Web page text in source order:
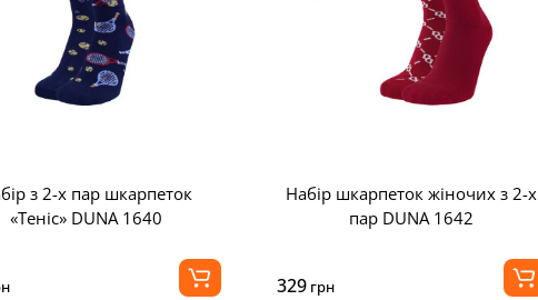
з 2-х пар шкарпеток
«Теніс» DUNA 1640
Набір шкарпеток жіночих з 2-х
пар DUNA 1642
329грн